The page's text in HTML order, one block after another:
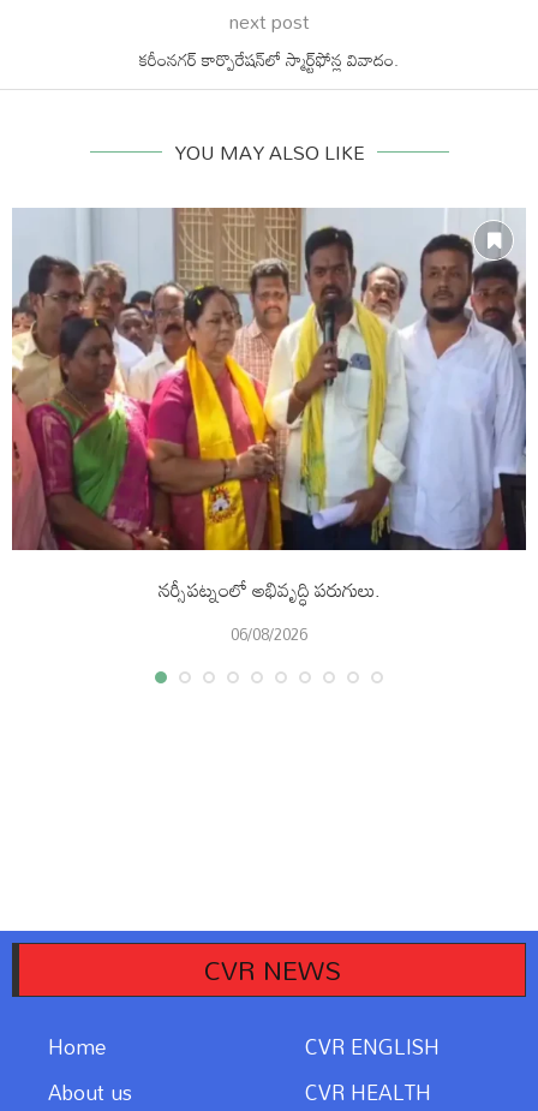
next post
కరీంనగర్ కార్పొరేషన్‌లో స్మార్ట్‌ఫోన్ల వివాదం.
YOU MAY ALSO LIKE
నర్సీపట్నంలో అభివృద్ధి పరుగులు.
06/08/2026
CVR NEWS
Home
CVR ENGLISH
About us
CVR HEALTH